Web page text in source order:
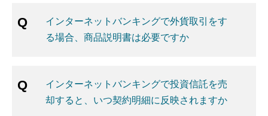
インターネットバンキングで外貨取引をす
る場合、商品説明書は必要ですか
インターネットバンキングで投資信託を売
却すると、いつ契約明細に反映されますか